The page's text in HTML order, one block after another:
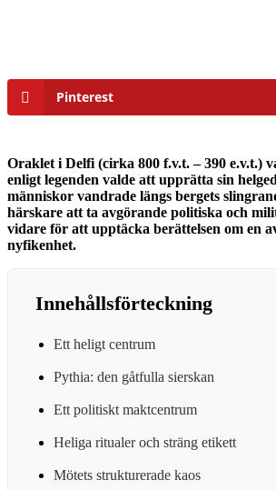
Pinterest
Oraklet i Delfi (cirka 800 f.v.t. – 390 e.v.t.)
enligt legenden valde att upprätta sin
människor vandrade längs bergets
härskare att ta avgörande politiska och
vidare för att upptäcka berättelsen om en
nyfikenhet.
Innehållsförteckning
Ett heligt centrum
Pythia: den gåtfulla sierskan
Ett politiskt maktcentrum
Heliga ritualer och sträng etikett
Mötets strukturerade kaos